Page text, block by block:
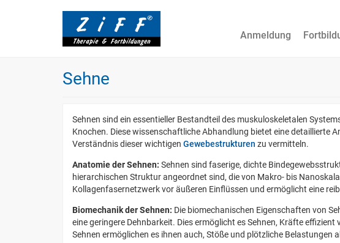
Anmeldung
Sehne
Sehnen sind ein essentieller Bestandteil des muskuloskeletalen
Knochen. Diese wissenschaftliche Abhandlung bietet eine detaillierte
Verständnis dieser wichtigen Gewebestrukturen zu vermitteln.
Anatomie der Sehnen: Sehnen sind faserige, dichte
hierarchischen Struktur angeordnet sind, die von Makro- bis
Kollagenfasernetzwerk vor äußeren Einflüssen und ermöglicht eine
Biomechanik der Sehnen: Die biomechanischen Eigenschaften von
eine geringere Dehnbarkeit. Dies ermöglicht es Sehnen, Kräfte effizient
Sehnen ermöglichen es ihnen auch, Stöße und plötzliche Belastungen